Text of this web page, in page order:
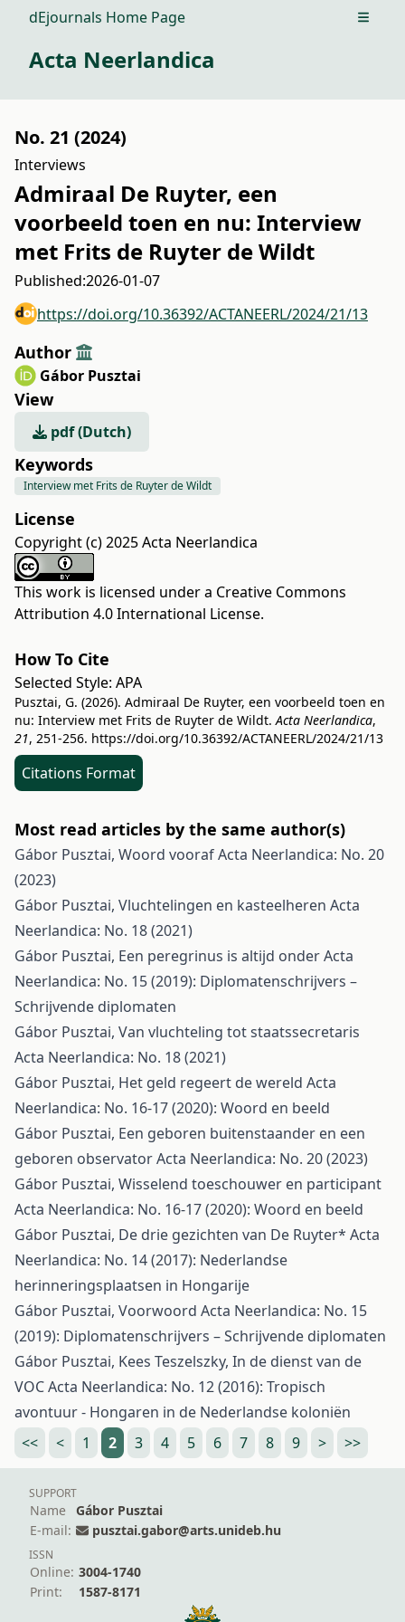
dEjournals Home Page Open
Acta Neerlandica
No. 21 (2024)
Interviews
Admiraal De Ruyter, een
voorbeeld toen en nu: Interview
met Frits de Ruyter de Wildt
Published:2026-01-07
https://doi.org/10.36392/ACTANEERL/2024/21/13
Author
Gábor Pusztai
View
pdf (Dutch)
Keywords
Interview met Frits de Ruyter de Wildt
License
Copyright (c) 2025 Acta Neerlandica
This work is licensed under a Creative Commons
Attribution 4.0 International License.
How To Cite
Selected Style: APA
Pusztai, G. (2026). Admiraal De Ruyter, een voorbeeld toen en
nu: Interview met Frits de Ruyter de Wildt.Acta Neerlandica,
21, 251-256. https://doi.org/10.36392/ACTANEERL/2024/21/13
Citations Format
Most read articles by the same author(s)
Gábor Pusztai, Woord voorafActa Neerlandica: No. 20
(2023)
Gábor Pusztai, Vluchtelingen en kasteelheren Acta
Neerlandica: No. 18 (2021)
Gábor Pusztai, Een peregrinus is altijd onderActa
Neerlandica: No. 15 (2019): Diplomatenschrijvers –
Schrijvende diplomaten
Gábor Pusztai, Van vluchteling tot staatssecretaris
Acta Neerlandica: No. 18 (2021)
Gábor Pusztai, Het geld regeert de wereld Acta
Neerlandica: No. 16-17 (2020): Woord en beeld
Gábor Pusztai, Een geboren buitenstaander en een
geboren observatorActa Neerlandica: No. 20 (2023)
Gábor Pusztai, Wisselend toeschouwer en participant
Acta Neerlandica: No. 16-17 (2020): Woord en beeld
Gábor Pusztai, De drie gezichten van De Ruyter* Acta
Neerlandica: No. 14 (2017): Nederlandse
herinneringsplaatsen in Hongarije
Gábor Pusztai, Voorwoord Acta Neerlandica: No. 15
(2019): Diplomatenschrijvers – Schrijvende diplomaten
Gábor Pusztai, Kees Teszelszky, In de dienst van de
VOCActa Neerlandica: No. 12 (2016): Tropisch
avontuur - Hongaren in de Nederlandse koloniën
<<
< 1 2 3 4 5 6 7 8 9 > >>
SUPPORT
Name
Gábor Pusztai
E-mail:
pusztai.gabor@arts.unideb.hu
ISSN
Online: 3004-1740
Print:
1587-8171